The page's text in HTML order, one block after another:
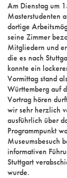
Am Dienstag um
Masterstudenten
dortige
seine Zimmer
Mitgliedern und
die es nach
konnte ein
Vormittag stand
Württemberg auf
Vortrag hören
wir sehr herzlich
ausführlich über
Programmpunkt
Museumsbesuch
informativen
Stuttgart
wurde.